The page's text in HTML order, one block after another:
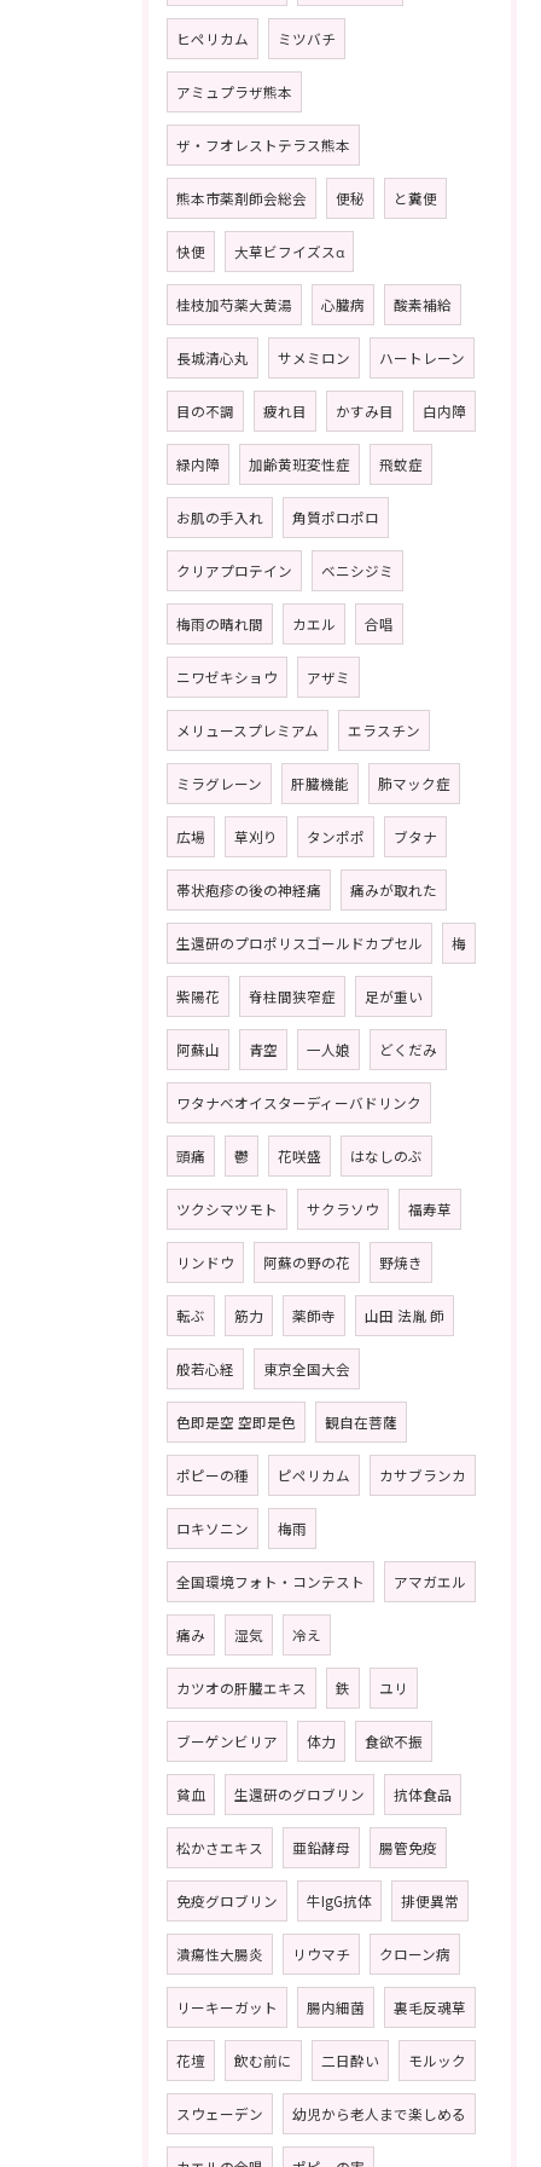
ヒペリカム ミツバチ
アミュプラザ熊本
ザ・フオレストテラス熊本
熊本市薬剤師会総会 便秘 と糞便
快便 大草ビフイズスα
桂枝加芍薬大黄湯 心臓病 酸素補給
長城清心丸 サメミロン ハートレーン
目の不調 疲れ目 かすみ目 白内障
緑内障 加齢黄班変性症 飛蚊症
お肌の手入れ 角質ポロポロ
クリアプロテイン ベニシジミ
梅雨の晴れ間 カエル 合唱
ニワゼキショウ アザミ
メリュースプレミアム エラスチン
ミラグレーン 肝臓機能 肺マック症
広場 草刈り タンポポ ブタナ
帯状疱疹の後の神経痛 痛みが取れた
生還研のプロポリスゴールドカプセル 梅
紫陽花 脊柱間狭窄症 足が重い
阿蘇山 青空 一人娘 どくだみ
ワタナベオイスターディーバドリンク
頭痛 鬱 花咲盛 はなしのぶ
ツクシマツモト サクラソウ 福寿草
リンドウ 阿蘇の野の花 野焼き
転ぶ 筋力 薬師寺 山田 法胤 師
般若心経 東京全国大会
色即是空 空即是色 観自在菩薩
ポピーの種 ピペリカム カサブランカ
ロキソニン 梅雨
全国環境フォト・コンテスト アマガエル
痛み 湿気 冷え
カツオの肝臓エキス 鉄 ユリ
ブーゲンビリア 体力 食欲不振
貧血 生還研のグロブリン 抗体食品
松かさエキス 亜鉛酵母 腸管免疫
免疫グロブリン 牛IgG抗体 排便異常
潰瘍性大腸炎 リウマチ クローン病
リーキーガット 腸内細菌 裏毛反魂草
花壇 飲む前に 二日酔い モルック
スウェーデン 幼児から老人まで楽しめる